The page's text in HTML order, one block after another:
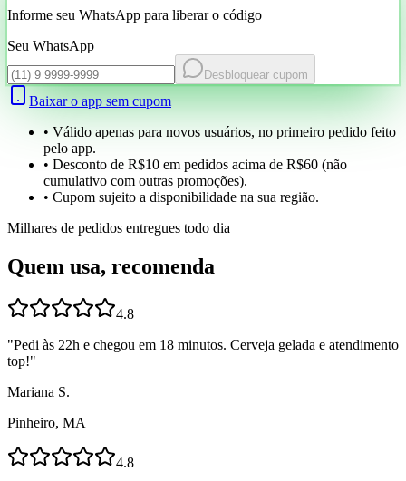
Informe seu WhatsApp para liberar o código
Seu WhatsApp
Desbloquear cupom
Baixar o app sem cupom
• Válido apenas para novos usuários, no primeiro pedido feito
pelo app.
• Desconto de R$10 em pedidos acima de R$60 (não
cumulativo com outras promoções).
• Cupom sujeito a disponibilidade na sua região.
Milhares de pedidos entregues todo dia
Quem usa, recomenda
4.8
"Pedi às 22h e chegou em 18 minutos. Cerveja gelada e atendimento
top!"
Mariana S.
Pinheiro, MA
4.8